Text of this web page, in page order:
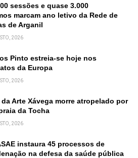
sessões e quase 3.000
marcam ano letivo da Rede de
de Arganil
2026
Pinto estreia-se hoje nos
da Europa
2026
da Arte Xávega morre atropelado por
da Tocha
2026
instaura 45 processos de
na defesa da saúde pública